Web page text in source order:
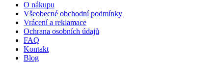
O nákupu
Všeobecné obchodní podmínky
Vrácení a reklamace
Ochrana osobních údajů
FAQ
Kontakt
Blog